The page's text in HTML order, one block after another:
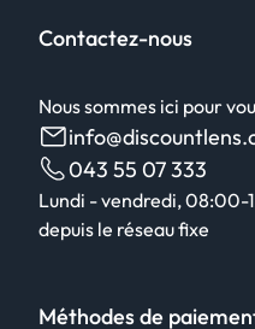
Contactez-nous
Nous sommes ici pour
043 55 07 333
Lundi - vendredi,
depuis le réseau fixe
Méthodes de